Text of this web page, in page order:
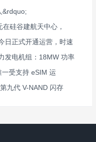
&rdquo;
硅谷建航天中心，
日正式开通运营，时速
发电机组：18MW 功率
受支持 eSIM 运
九代 V-NAND 闪存